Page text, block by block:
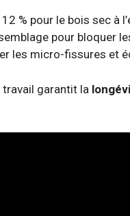
% pour le bois sec à
pour bloquer
les micro-fissures et
garantit la